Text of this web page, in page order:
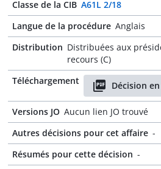
Classe de la CIB A61L 2/18
Langue de la procédure Anglais
Distribution Distribuées aux
recours (C)
Téléchargement
Décision
Versions JO Aucun lien JO trouvé
Autres décisions pour cet affaire -
Résumés pour cette décision -